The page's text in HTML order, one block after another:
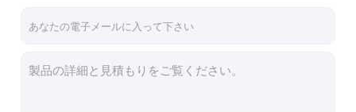
マイクロウェーブ動きセンサー